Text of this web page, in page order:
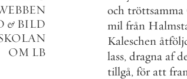
& BILD
OM LB
och tröttsamma
mil från
Kaleschen
lass, dragna af
tillgå, för att